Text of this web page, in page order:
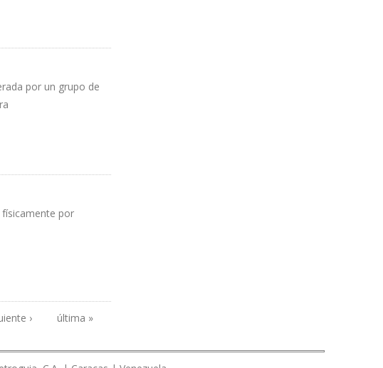
por un grupo de
físicamente por
› última »